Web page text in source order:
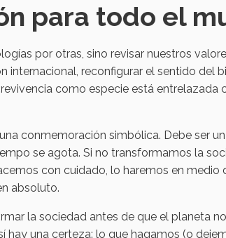
para todo el
por otras, sino revisar nuestros
reconfigurar el sentido del
como especie está entrelazada
conmemoración simbólica. Debe ser
se agota. Si no transformamos la
con cuidado, lo haremos en medio
absoluto.
la sociedad antes de que el planeta
hay una certeza: lo que hagamos (o